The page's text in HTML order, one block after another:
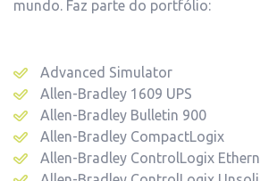
mundo. Faz parte do portfólio:
Advanced Simulator
Allen-Bradley 1609 UPS
Allen-Bradley Bulletin 900
Allen-Bradley CompactLogix
Allen-Bradley ControlLogix